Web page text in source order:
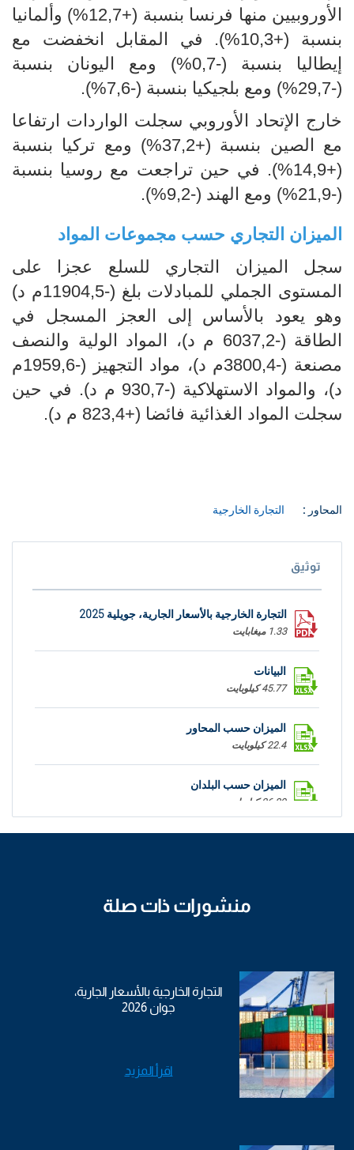
الأوروبيين منها فرنسا بنسبة (+12,7%) وألمانيا
بنسبة (+10,3%). في المقابل انخفضت مع
إيطاليا بنسبة (-0,7%) ومع اليونان بنسبة
(-29,7%) ومع بلجيكيا بنسبة (-7,6%).
خارج الإتحاد الأوروبي سجلت الواردات ارتفاعا
مع الصين بنسبة (+37,2%) ومع تركيا بنسبة
(+14,9%). في حين تراجعت مع روسيا بنسبة
(-21,9%) ومع الهند (-9,2%).
الميزان التجاري حسب مجموعات المواد
سجل الميزان التجاري للسلع عجزا على
المستوى الجملي للمبادلات بلغ (-11904,5م د)
وهو يعود بالأساس إلى العجز المسجل في
الطاقة (-6037,2 م د)، المواد الولية والنصف
مصنعة (-3800,4م د)، مواد التجهيز (-1959,6م
د)، والمواد الاستهلاكية (-930,7 م د). في حين
سجلت المواد الغذائية فائضا (+823,4 م د).
المحاور : التجارة الخارجية
توثيق
التجارة الخارجية بالأسعار الجارية، جويلية 2025
1.33 ميغابايت
البيانات
45.77 كيلوبايت
الميزان حسب المحاور
22.4 كيلوبايت
الميزان حسب البلدان
26.89 كيلوبايت
منشورات ذات صلة
التجارة الخارجية بالأسعار الجارية،
جوان 2026
اقرأ المزيد